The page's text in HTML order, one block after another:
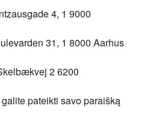
4, 1 9000
31, 1 8000 Aarhus
2 6200
pateikti savo paraišką